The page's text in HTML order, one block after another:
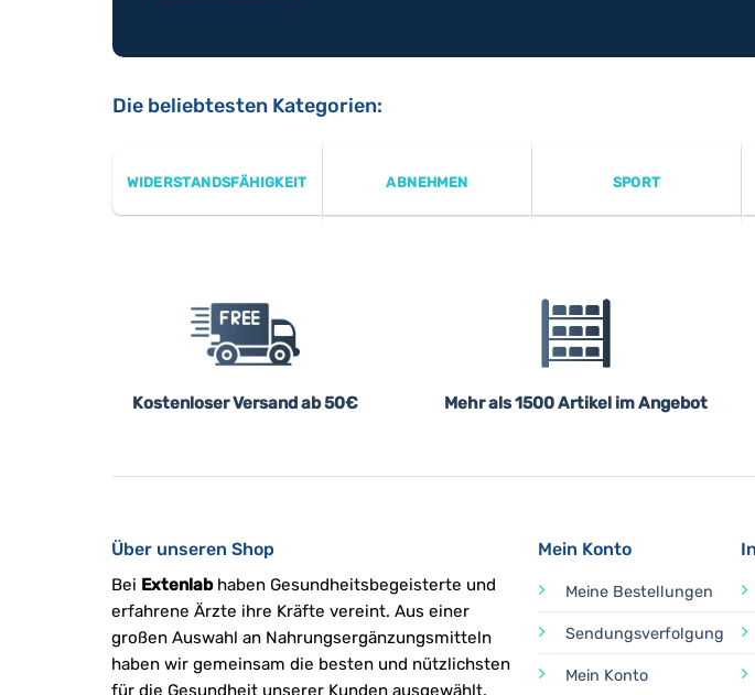
Die beliebtesten Kategorien:
WIDERSTANDSFÄHIGKEIT ABNEHMEN SPORT
Kostenloser Versand ab 50€ Mehr als 1500 Artikel im Angebot
Über unseren Shop
Bei Extenlabhaben Gesundheitsbegeisterte und
erfahrene Ärzte ihre Kräfte vereint. Aus einer
großen Auswahl an Nahrungsergänzungsmitteln
haben wir gemeinsam die besten und nützlichsten
für die Gesundheit unserer Kunden ausgewählt.
Mein Konto
Meine Bestellungen
Sendungsverfolgung
Mein Konto